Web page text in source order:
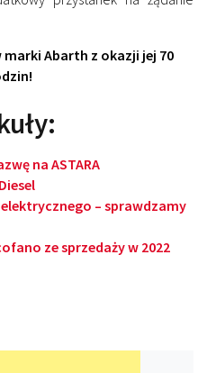
Abarth z okazji jej 70
na ASTARA
– sprawdzamy
ze sprzedaży w 2022